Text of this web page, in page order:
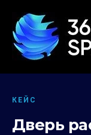
КЕЙС
Дверь